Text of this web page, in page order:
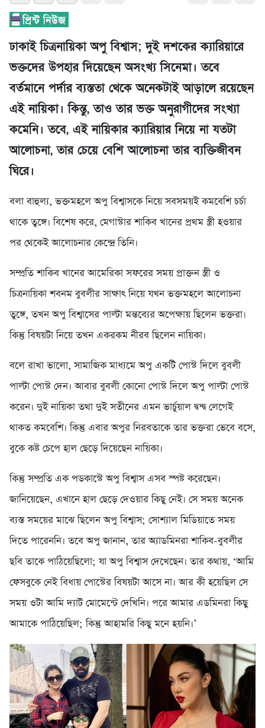
ঢাকাই চিত্রনায়িকা অপু বিশ্বাস; দুই দশকের ক্যারিয়ারে
ভক্তদের উপহার দিয়েছেন অসংখ্য সিনেমা। তবে
বর্তমানে পর্দার ব্যস্ততা থেকে অনেকটাই আড়ালে রয়েছেন
এই নায়িকা। কিন্তু, তাও তার ভক্ত অনুরাগীদের সংখ্যা
কমেনি। তবে, এই নায়িকার ক্যারিয়ার নিয়ে না যতটা
আলোচনা, তার চেয়ে বেশি আলোচনা তার ব্যক্তিজীবন
ঘিরে।
বলা বাহুল্য, ভক্তমহলে অপু বিশ্বাসকে নিয়ে সবসময়ই কমবেশি চর্চা
থাকে তুঙ্গে। বিশেষ করে, মেগাস্টার শাকিব খানের প্রথম স্ত্রী হওয়ার
পর থেকেই আলোচনার কেন্দ্রে তিনি।
সম্প্রতি শাকিব খানের আমেরিকা সফরের সময় প্রাক্তন স্ত্রী ও
চিত্রনায়িকা শবনম বুবলীর সাক্ষাৎ নিয়ে যখন ভক্তমহলে আলোচনা
তুঙ্গে, তখন অপু বিশ্বাসের পাল্টা মন্তব্যের অপেক্ষায় ছিলেন ভক্তরা।
কিন্তু বিষয়টা নিয়ে তখন একরকম নীরব ছিলেন নায়িকা।
বলে রাখা ভালো, সামাজিক মাধ্যমে অপু একটি পোস্ট দিলে বুবলী
পাল্টা পোস্ট দেন। আবার বুবলী কোনো পোস্ট দিলে অপু পাল্টা পোস্ট
করেন। দুই নায়িকা তথা দুই সতীনের এমন ভার্চুয়াল দ্বন্দ্ব লেগেই
থাকত কমবেশি। কিন্তু এবার অপুর নিরবতাকে তার ভক্তরা ভেবে বসে,
বুকে কষ্ট চেপে হাল ছেড়ে দিয়েছেন নায়িকা।
কিন্তু সম্প্রতি এক পডকাস্টে অপু বিশ্বাস এসব স্পষ্ট করেছেন।
জানিয়েছেন, এখানে হাল ছেড়ে দেওয়ার কিছু নেই। সে সময় অনেক
ব্যস্ত সময়ের মাঝে ছিলেন অপু বিশ্বাস; সোশ্যাল মিডিয়াতে সময়
দিতে পারেননি। তবে অপু জানান, তার অ্যাডমিনরা শাকিব-বুবলীর
ছবি তাকে পাঠিয়েছিলো; যা অপু বিশ্বাস দেখেছেন। তার কথায়, ‘আমি
ফেসবুকে নেই বিধায় পোস্টের বিষয়টা আসে না। আর কী হয়েছিল সে
সময় ওটা আমি দ্যাট মোমেন্টে দেখিনি। পরে আমার এডমিনরা কিছু
আমাকে পাঠিয়েছিল; কিন্তু আহামরি কিছু মনে হয়নি।’